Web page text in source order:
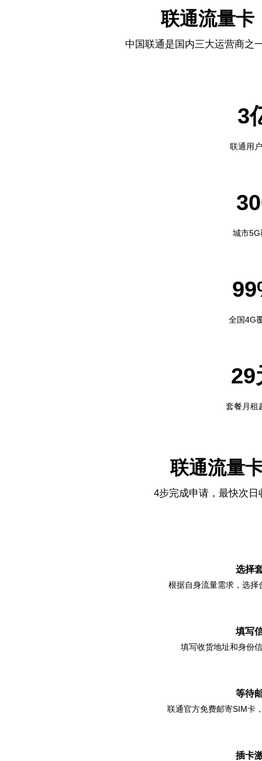
联通流量卡
中国联通是国内三大运营商之
3
联通用
城市5G
全国4G
29
套餐月租
联通流量
4步完成申请，最快次
选择
根据自身流量需求，选择
填写
填写收货地址和身份
等待
联通官方免费邮寄SIM卡
插卡